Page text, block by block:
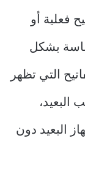
فعلية أو
بشكل
التي تظهر
البعيد دون